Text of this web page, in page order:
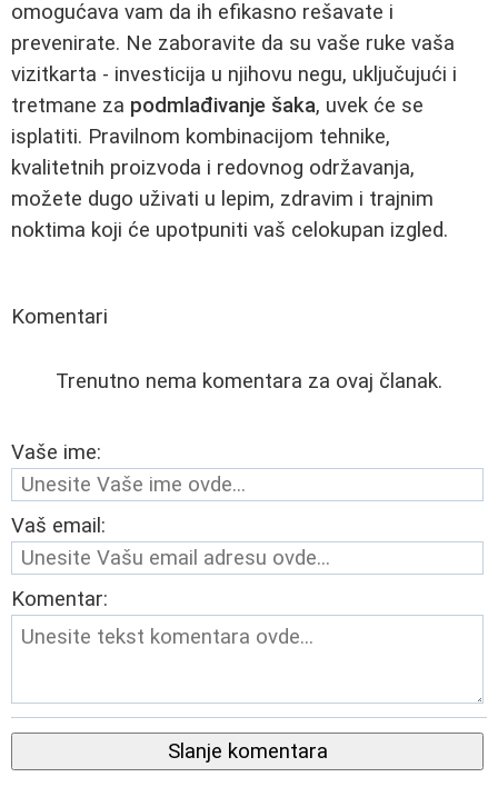
omogućava vam da ih efikasno rešavate i
prevenirate. Ne zaboravite da su vaše ruke vaša
vizitkarta - investicija u njihovu negu, uključujući i
tretmane za podmlađivanje šaka, uvek će se
isplatiti. Pravilnom kombinacijom tehnike,
kvalitetnih proizvoda i redovnog održavanja,
možete dugo uživati u lepim, zdravim i trajnim
noktima koji će upotpuniti vaš celokupan izgled.
Komentari
Trenutno nema komentara za ovaj članak.
Vaše ime:
Vaš email:
Komentar:
Slanje komentara